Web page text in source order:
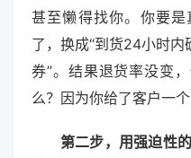
甚至懒得找你。你要
了，换成“到货24小时
券”。结果退货率没变
么？因为你给了客户一个
第二步，用强迫性